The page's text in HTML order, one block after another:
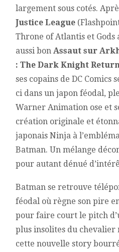
largement sous cotés.
Justice League
Throne of Atlantis et Gods
aussi bonAssaut sur
: The Dark Knight
ses copains de DC
ci dans un japon féodal,
Warner Animation ose et
création originale et
japonais Ninja à
Batman. Un mélange
pour autant dénué
Batman se retrouve
féodal où règne son pire
pour faire court le pitch
plus insolites du chevalier
cette nouvelle story